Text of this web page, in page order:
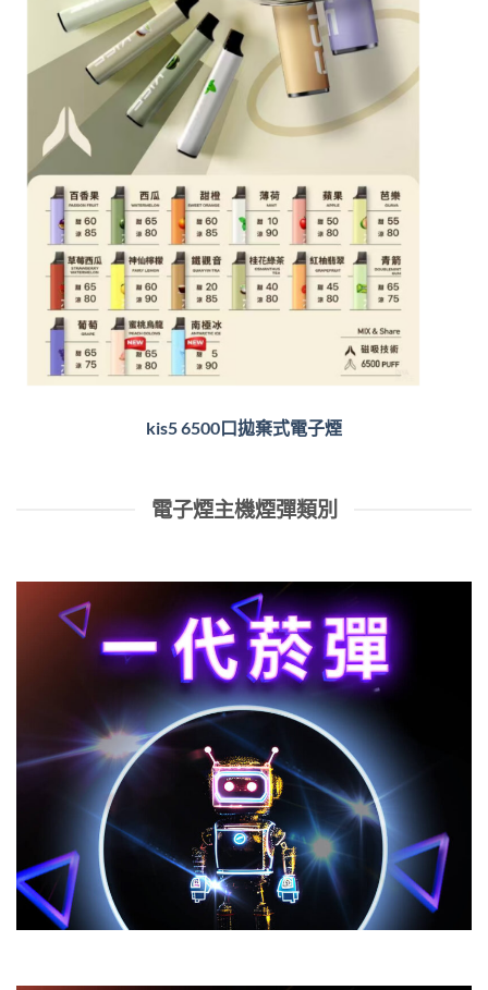
kis5 6500口拋棄式電子煙
電子煙主機煙彈類別